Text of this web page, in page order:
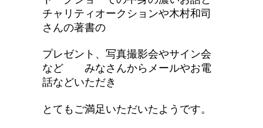
チャリティオークションや木村和司
さんの著書の
プレゼント、写真撮影会やサイン会
など みなさんからメールやお電
話などいただき
とてもご満足いただいたようです。